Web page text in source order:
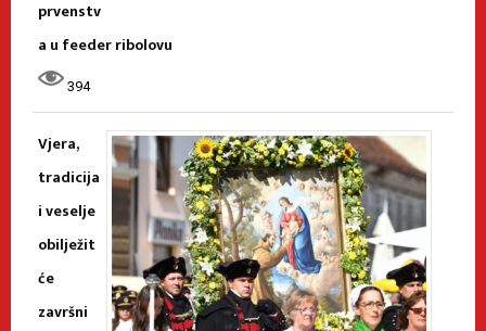
prvenstv
a u feeder ribolovu
394
Vjera,
tradicija
i veselje
obilježit
će
završni